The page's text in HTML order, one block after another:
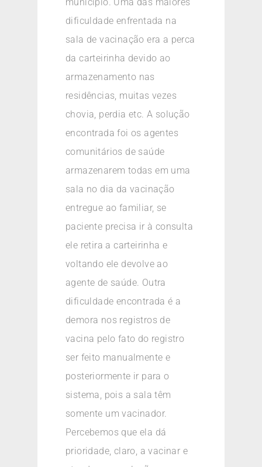
município. Uma das maiores
dificuldade enfrentada na
sala de vacinação era a perca
da carteirinha devido ao
armazenamento nas
residências, muitas vezes
chovia, perdia etc. A solução
encontrada foi os agentes
comunitários de saúde
armazenarem todas em uma
sala no dia da vacinação
entregue ao familiar, se
paciente precisa ir à consulta
ele retira a carteirinha e
voltando ele devolve ao
agente de saúde. Outra
dificuldade encontrada é a
demora nos registros de
vacina pelo fato do registro
ser feito manualmente e
posteriormente ir para o
sistema, pois a sala têm
somente um vacinador.
Percebemos que ela dá
prioridade, claro, a vacinar e